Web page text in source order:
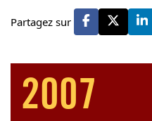
Partagez sur
2007